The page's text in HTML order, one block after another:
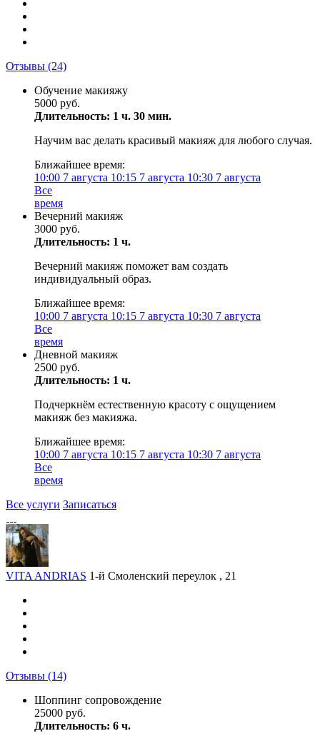
Отзывы (24)
Обучение макияжу
5000 руб.
Длительность: 1 ч. 30 мин.
Научим вас делать красивый макияж для любого случая.
Ближайшее время:
10:00 7 августа 10:15 7 августа 10:30 7 августа
Все
время
Вечерний макияж
3000 руб.
Длительность: 1 ч.
Вечерний макияж поможет вам создать
индивидуальный образ.
Ближайшее время:
10:00 7 августа 10:15 7 августа 10:30 7 августа
Все
время
Дневной макияж
2500 руб.
Длительность: 1 ч.
Подчеркнём естественную красоту с ощущением
макияж без макияжа.
Ближайшее время:
10:00 7 августа 10:15 7 августа 10:30 7 августа
Все
время
Все услуги Записаться
VITA ANDRIAS 1-й Смоленский переулок , 21
Отзывы (14)
Шоппинг сопровождение
25000 руб.
Длительность: 6 ч.